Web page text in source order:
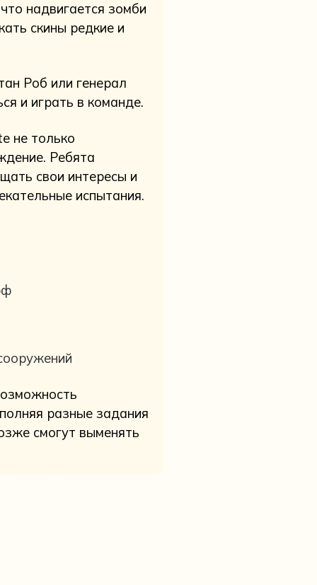
надвигается зомби
скины редкие и
Роб или генерал
и играть в команде.
не только
Ребята
свои интересы и
испытания.
разные задания
смогут выменять